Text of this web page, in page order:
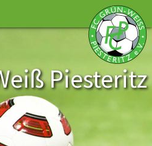
Piesteritz